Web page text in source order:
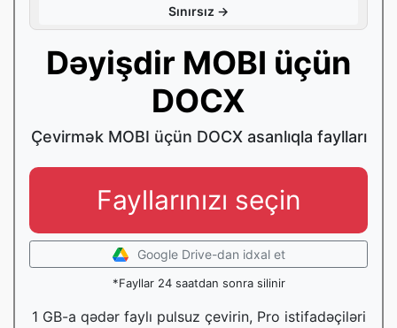
Sınırsız →
Dəyişdir MOBI üçün
DOCX
Çevirmək MOBI üçün DOCX asanlıqla faylları
Fayllarınızı seçin
Google Drive-dan idxal et
*Fayllar 24 saatdan sonra silinir
1 GB-a qədər faylı pulsuz çevirin, Pro istifadəçiləri